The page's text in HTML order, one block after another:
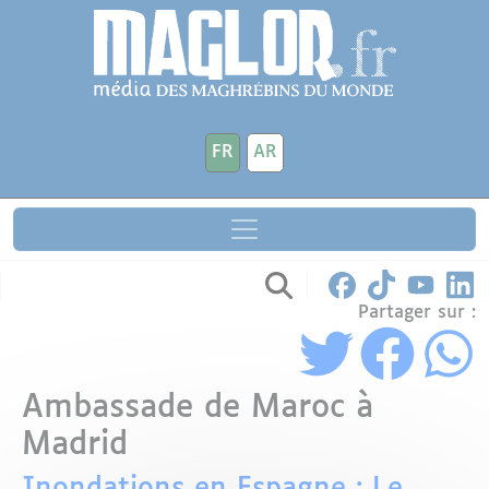
Aller au contenu principal
FR AR
Partager sur :
Ambassade de Maroc à
Madrid
Panneau de gestion des cookies